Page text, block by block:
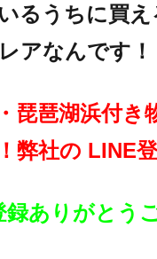
るうちに買え
アなんです！
琵琶湖浜付
社の LINE登
録ありがとう